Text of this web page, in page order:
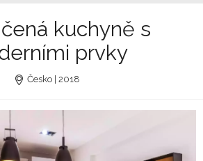
kuchyně s
prvky
Česko | 2018